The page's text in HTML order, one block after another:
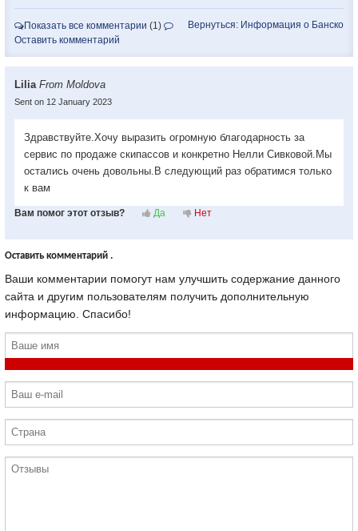
Вернуться: Информация о Банско
Показать все комментарии (1)
Оставить комментарий
Lilia From Moldova
Sent on 12 January 2023
Здравствуйте.Хочу выразить огромную благодарность за
сервис по продаже скипассов и конкретно Нелли Сивковой.Мы
остались очень довольны.В следующий раз обратимся только
к вам
Вам помог этот отзыв? Да Нет
Оставить комментарий .
Ваши комментарии помогут нам улучшить содержание данного
сайта и другим пользователям получить дополнительную
информацию. Спасибо!